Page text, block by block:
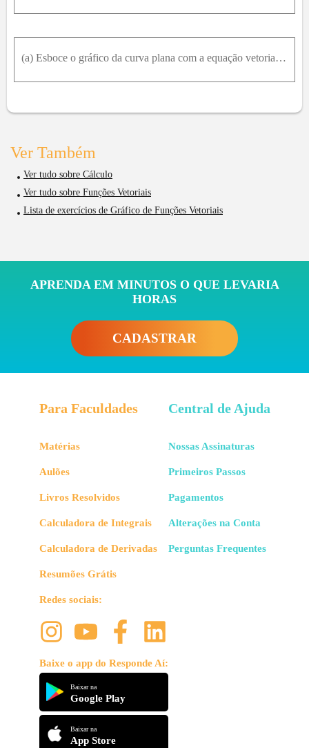
(a) Esboce o gráfico da curva plana com a equação vetorial dada.(b) Encontre r ’ ( t ) (c) Esboce o vetor posição r ( t ) e o vetor tangente r ’ ( t ) para o valor dado de t . r t = t 2 , t 3 ,t = 1
Ver Também
Ver tudo sobre Cálculo
Ver tudo sobre Funções Vetoriais
Lista de exercícios de Gráfico de Funções Vetoriais
APRENDA EM MINUTOS O QUE LEVARIA
HORAS
CADASTRAR
Para Faculdades
Matérias
Aulões
Livros Resolvidos
Calculadora de Integrais
Calculadora de Derivadas
Resumões Grátis
Redes sociais:
Baixe o app do Responde Aí:
Baixar na
Google Play
Baixar na
App Store
Central de Ajuda
Nossas Assinaturas
Primeiros Passos
Pagamentos
Alterações na Conta
Perguntas Frequentes